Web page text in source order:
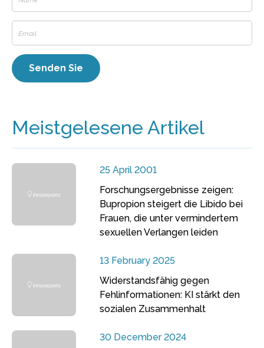
Meistgelesene Artikel
25 April 2001
Forschungsergebnisse zeigen:
Bupropion steigert die Libido bei
Frauen, die unter vermindertem
sexuellen Verlangen leiden
13 February 2025
Widerstandsfähig gegen
Fehlinformationen: KI stärkt den
sozialen Zusammenhalt
30 December 2024